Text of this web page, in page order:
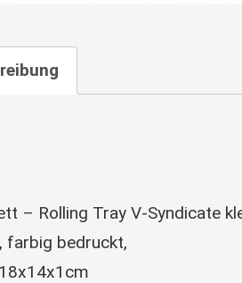
– Rolling Tray V-Syndicate
farbig bedruckt,